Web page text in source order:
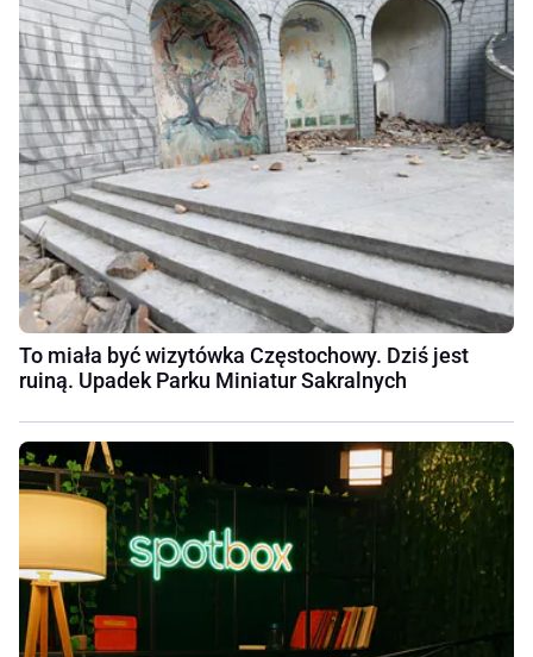
To miała być wizytówka Częstochowy. Dziś jest
ruiną. Upadek Parku Miniatur Sakralnych